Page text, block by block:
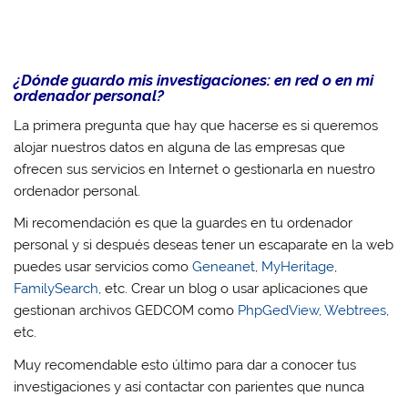
¿Dónde guardo mis investigaciones: en red o en mi
ordenador personal?
La primera pregunta que hay que hacerse es si queremos
alojar nuestros datos en alguna de las empresas que
ofrecen sus servicios en Internet o gestionarla en nuestro
ordenador personal.
Mi recomendación es que la guardes en tu ordenador
personal y si después deseas tener un escaparate en la web
puedes usar servicios comoGeneanet, MyHeritage,
FamilySearch, etc. Crear un blog o usar aplicaciones que
gestionan archivos GEDCOM como PhpGedView,Webtrees,
etc.
Muy recomendable esto último para dar a conocer tus
investigaciones y así contactar con parientes que nunca